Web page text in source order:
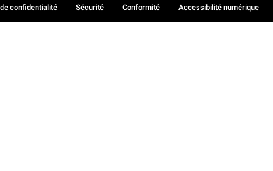
confidentialité Sécurité Conformité Accessibilité numérique